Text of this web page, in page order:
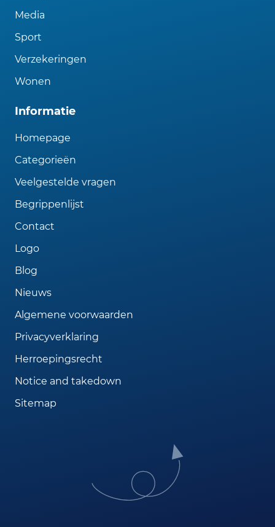
Media
Sport
Verzekeringen
Wonen
Informatie
Homepage
Categorieën
Veelgestelde vragen
Begrippenlijst
Contact
Logo
Blog
Nieuws
Algemene voorwaarden
Privacyverklaring
Herroepingsrecht
Notice and takedown
Sitemap